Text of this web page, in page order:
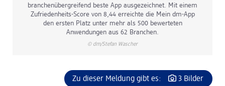
branchenübergreifend beste App ausgezeichnet. Mit einem
Zufriedenheits-Score von 8,44 erreichte die Mein dm-App
den ersten Platz unter mehr als 500 bewerteten
Anwendungen aus 62 Branchen.
© dm/Stefan Wascher
Zu dieser Meldung gibt es: 3 Bilder